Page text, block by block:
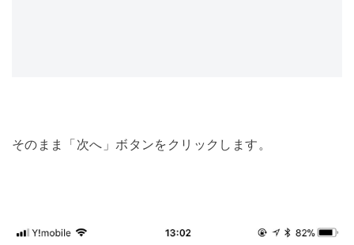
そのまま「次へ」ボタンをクリックします。